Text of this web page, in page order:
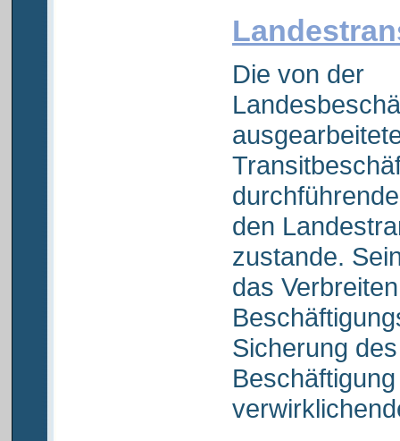
Die von der
den
zustande.
das
Sicherung